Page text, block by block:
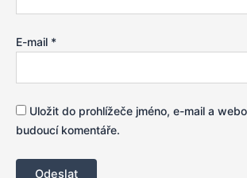
E-mail *
Uložit do prohlížeče jméno, e-mail a
budoucí komentáře.